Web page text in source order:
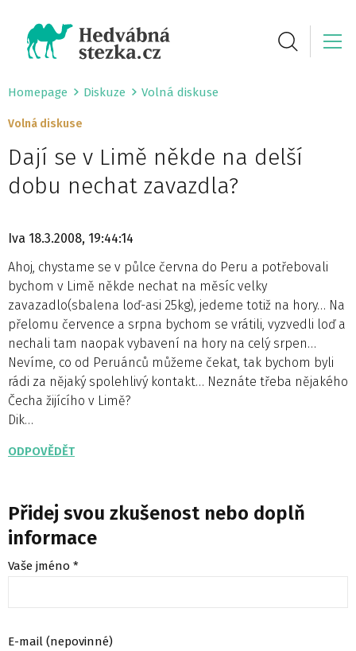
Homepage Diskuze Volná diskuse
Volná diskuse
Dají se v Limě někde na delší
dobu nechat zavazdla?
Iva 18.3.2008, 19:44:14
Ahoj, chystame se v půlce června do Peru a potřebovali
bychom v Limě někde nechat na měsíc velky
zavazadlo(sbalena loď-asi 25kg), jedeme totiž na hory… Na
přelomu července a srpna bychom se vrátili, vyzvedli loď a
nechali tam naopak vybavení na hory na celý srpen…
Nevíme, co od Peruánců můžeme čekat, tak bychom byli
rádi za nějaký spolehlivý kontakt… Neznáte třeba nějakého
Čecha žijícího v Limě?
Dik…
ODPOVĚDĚT
Přidej svou zkušenost nebo doplň
informace
Vaše jméno *
E-mail (nepovinné)